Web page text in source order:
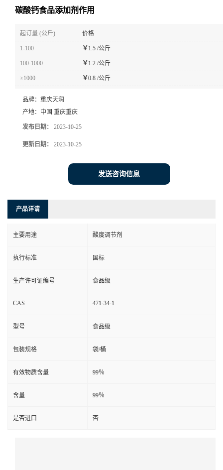
碳酸钙食品添加剂作用
起订量 (公斤) 价格
1-100 ￥1.5 /公斤
100-1000 ￥1.2 /公斤
≥1000 ￥0.8 /公斤
品牌： 重庆天润
产地： 中国 重庆重庆
发布日期： 2023-10-25
更新日期： 2023-10-25
发送咨询信息
产品详请
主要用途 酸度调节剂
执行标准 国标
生产许可证编号 食品级
CAS 471-34-1
型号 食品级
包装规格 袋/桶
有效物质含量 99％
含量 99％
是否进口 否